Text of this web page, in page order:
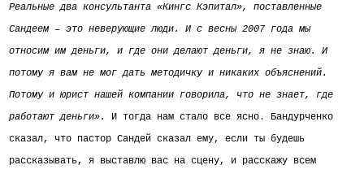
Реальные два консультанта «Кингс Кэпитал», поставленные
Сандеем – это неверующие люди. И с весны 2007 года мы
относим им деньги, и где они делают деньги, я не знаю. И
потому я вам не мог дать методичку и никаких объяснений.
Потому и юрист нашей компании говорила, что не знает, где
работают деньги». И тогда нам стало все ясно. Бандурченко
сказал, что пастор Сандей сказал ему, если ты будешь
рассказывать, я выставлю вас на сцену, и расскажу всем